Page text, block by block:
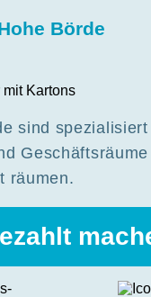
Börde
sind
räumen.